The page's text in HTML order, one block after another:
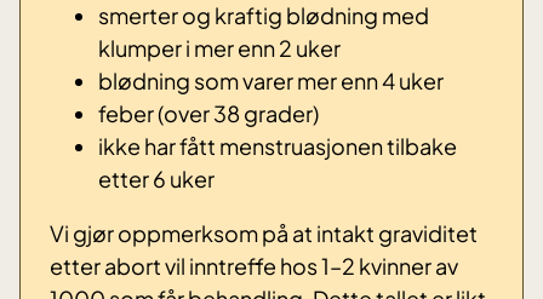
smerter og kraftig blødning med
klumper i mer enn 2 uker
blødning som varer mer enn 4 uker
feber (over 38 grader)
ikke har fått menstruasjonen tilbake
etter 6 uker
Vi gjør oppmerksom på at intakt graviditet
etter abort vil inntreffe hos 1–2 kvinner av